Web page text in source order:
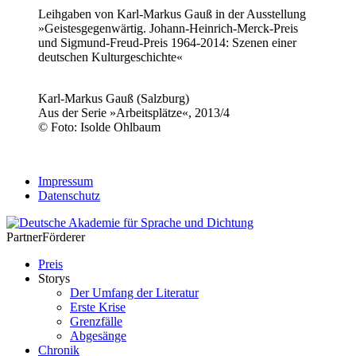
Leihgaben von Karl-Markus Gauß in der Ausstellung
»Geistesgegenwärtig. Johann-Heinrich-Merck-Preis
und Sigmund-Freud-Preis 1964-2014: Szenen einer
deutschen Kulturgeschichte«
Karl-Markus Gauß (Salzburg)
Aus der Serie »Arbeitsplätze«, 2013/4
© Foto: Isolde Ohlbaum
Impressum
Datenschutz
PartnerFörderer
Preis
Storys
Der Umfang der Literatur
Erste Krise
Grenzfälle
Abgesänge
Chronik